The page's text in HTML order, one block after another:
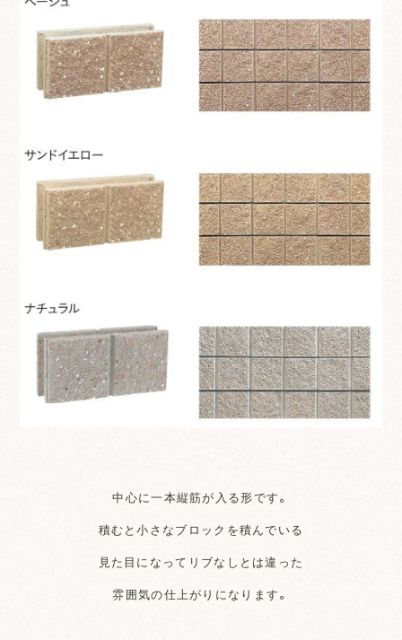
中心に一本縦筋が入る形です。
積むと小さなブロックを積んでいる
見た目になってリブなしとは違った
雰囲気の仕上がりになります。